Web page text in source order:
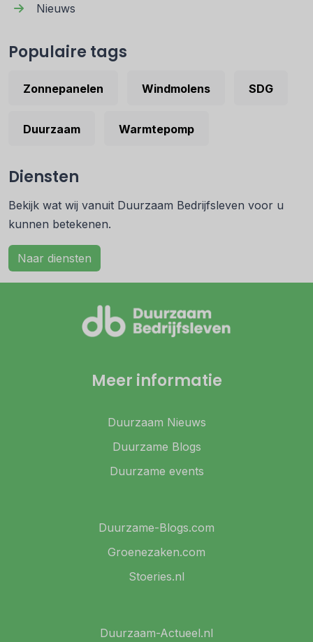
Nieuws
Populaire tags
Zonnepanelen Windmolens SDG
Duurzaam Warmtepomp
Diensten
Bekijk wat wij vanuit Duurzaam Bedrijfsleven voor u
kunnen betekenen.
Naar diensten
Meer informatie
Duurzaam Nieuws
Duurzame Blogs
Duurzame events
Duurzame-Blogs.com
Groenezaken.com
Stoeries.nl
Duurzaam-Actueel.nl